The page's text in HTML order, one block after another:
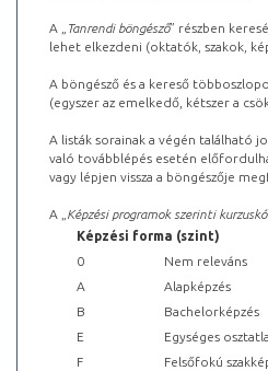
A „ Tanrendi böngésző” részben
lehet elkezdeni (oktatók, szakok,
A böngésző és a kereső
(egyszer az emelkedő, kétszer a
A listák sorainak a végén található
való továbblépés esetén
vagy lépjen vissza a böngészője
A „ Képzési programok szerinti
Képzési forma (szint)
0
Nem releváns
A
Alapképzés
B
Bachelorképzés
E
Egységes
F
Felsőfokú